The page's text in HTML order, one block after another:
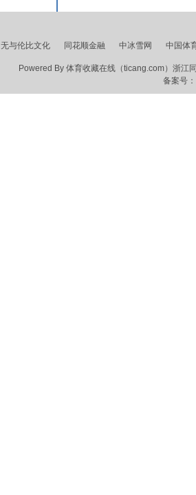
无与伦比文化 同花顺金融 中冰雪网 中国体
Powered By 体育收藏在线（ticang.com）浙江
备案号：